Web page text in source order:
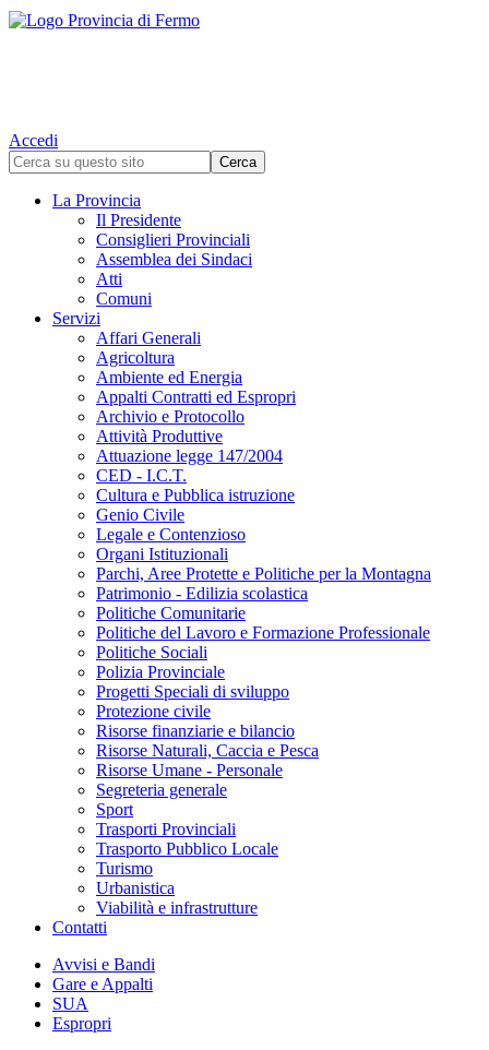
Accedi
La Provincia
Il Presidente
Consiglieri Provinciali
Assemblea dei Sindaci
Atti
Comuni
Servizi
Affari Generali
Agricoltura
Ambiente ed Energia
Appalti Contratti ed Espropri
Archivio e Protocollo
Attività Produttive
Attuazione legge 147/2004
CED - I.C.T.
Cultura e Pubblica istruzione
Genio Civile
Legale e Contenzioso
Organi Istituzionali
Parchi, Aree Protette e Politiche per la Montagna
Patrimonio - Edilizia scolastica
Politiche Comunitarie
Politiche del Lavoro e Formazione Professionale
Politiche Sociali
Polizia Provinciale
Progetti Speciali di sviluppo
Protezione civile
Risorse finanziarie e bilancio
Risorse Naturali, Caccia e Pesca
Risorse Umane - Personale
Segreteria generale
Sport
Trasporti Provinciali
Trasporto Pubblico Locale
Turismo
Urbanistica
Viabilità e infrastrutture
Contatti
Avvisi e Bandi
Gare e Appalti
SUA
Espropri